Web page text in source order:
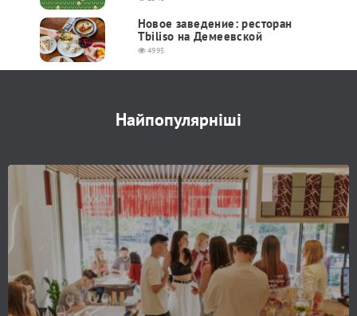
Новое заведение: ресторан
Tbiliso на Демеевской
4995
Найпопулярніші